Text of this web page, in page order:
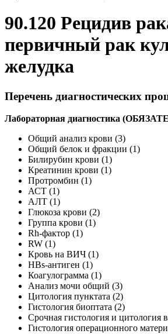
90.120 Рецидив
первичный рак
желудка
Перечень диагностических
Лабораторная диагностика
Общий анализ крови (3)
Общий белок и фракции (1)
Билирубин крови (1)
Креатинин крови (1)
Протромбин (1)
АСТ (1)
АЛТ (1)
Глюкоза крови (2)
Группа крови (1)
Rh-фактор (1)
RW (1)
Кровь на ВИЧ (1)
HBs-антиген (1)
Коагулограмма (1)
Анализ мочи общий (3)
Цитология пунктата (2)
Гистология биоптата (2)
Срочная гистология и цитология
Гистология операционного